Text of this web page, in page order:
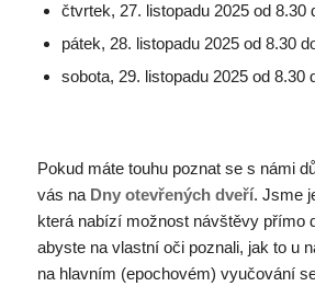
čtvrtek, 27. listopadu 2025 od 8.30
pátek, 28. listopadu 2025 od 8.30
sobota, 29. listopadu 2025 od 8.30
Pokud máte touhu poznat se s námi
vás na Dny otevřených dveří. Jsme
která nabízí možnost návštěvy přímo
abyste na vlastní oči poznali, jak to u
na hlavním (epochovém) vyučování